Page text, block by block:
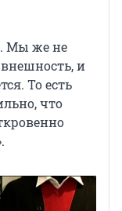
Мы же не
и
То есть
что